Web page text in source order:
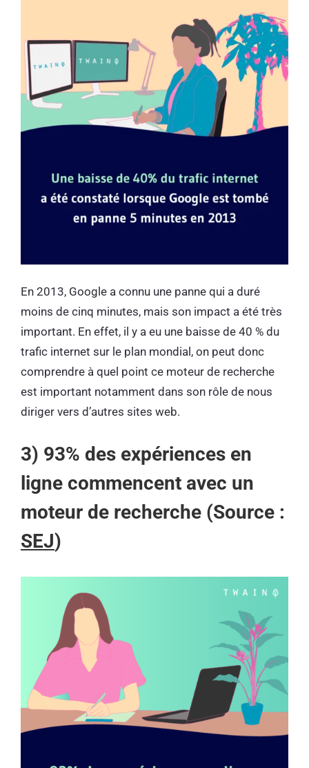
En 2013, Google a connu une panne qui a duré
moins de cinq minutes, mais son impact a été très
important. En effet, il y a eu une baisse de 40 % du
trafic internet sur le plan mondial, on peut donc
comprendre à quel point ce moteur de recherche
est important notamment dans son rôle de nous
diriger vers d’autres sites web.
3) 93% des expériences en
ligne commencent avec un
moteur de recherche (Source :
SEJ)